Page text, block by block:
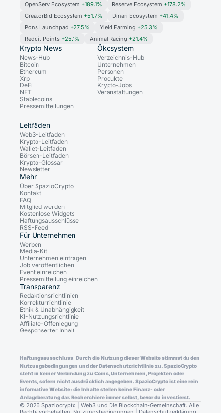
OpenServ Ecosystem +189.1% Reserve Ecosystem +178.2%
CreatorBid Ecosystem +51.7% Dinari Ecosystem +41.4%
Pons Launchpad +27.5% Yield Farming +25.3%
Reddit Points +25.1% Animal Racing +21.4%
Krypto News
News-Hub
Bitcoin
Ethereum
Xrp
DeFi
NFT
Stablecoins
Pressemitteilungen
Ökosystem
Verzeichnis-Hub
Unternehmen
Personen
Produkte
Krypto-Jobs
Veranstaltungen
Leitfäden
Web3-Leitfaden
Krypto-Leitfaden
Wallet-Leitfaden
Börsen-Leitfaden
Krypto-Glossar
Newsletter
Mehr
Über SpazioCrypto
Kontakt
FAQ
Mitglied werden
Kostenlose Widgets
Haftungsausschlüsse
RSS-Feed
Für Unternehmen
Werben
Media-Kit
Unternehmen eintragen
Job veröffentlichen
Event einreichen
Pressemitteilung einreichen
Transparenz
Redaktionsrichtlinien
Korrekturrichtlinie
Ethik & Unabhängigkeit
KI-Nutzungsrichtlinie
Affiliate-Offenlegung
Gesponserter Inhalt
Haftungsausschluss: Durch die Nutzung dieser Website stimmst du den
Nutzungsbedingungen und der Datenschutzrichtlinie zu. SpazioCrypto
steht in keiner Verbindung zu Coins, Unternehmen, Projekten oder
Events, sofern nicht ausdrücklich angegeben. SpazioCrypto ist eine rein
informative Website: die Inhalte stellen keine Finanz- oder
Anlageberatung dar. Recherchiere immer selbst, bevor du investierst.
© 2026 Spaziocrypto | Web3 und Die Blockchain-Gemeinschaft. Alle
Rechte vorbehalten. Nutzungsbedingungen Datenschutzerklärung